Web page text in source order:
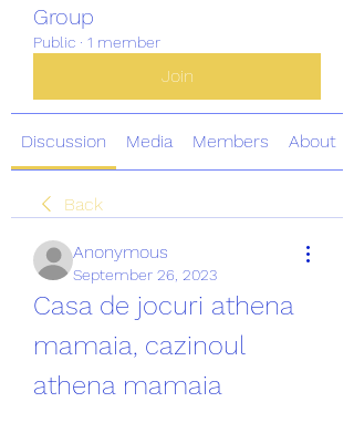
Group
Public · 1 member
Join
Discussion Media Members About
Back
Anonymous
September 26, 2023
Casa de jocuri athena
mamaia, cazinoul
athena mamaia